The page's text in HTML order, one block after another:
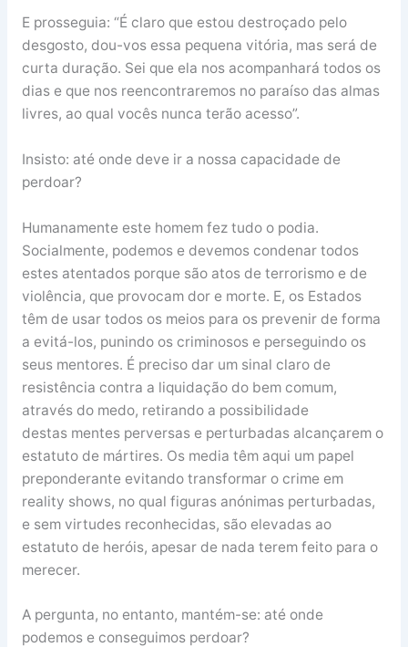
E prosseguia: “É claro que estou destroçado pelo
desgosto, dou-vos essa pequena vitória, mas será de
curta duração. Sei que ela nos acompanhará todos os
dias e que nos reencontraremos no paraíso das almas
livres, ao qual vocês nunca terão acesso”.
Insisto: até onde deve ir a nossa capacidade de
perdoar?
Humanamente este homem fez tudo o podia.
Socialmente, podemos e devemos condenar todos
estes atentados porque são atos de terrorismo e de
violência, que provocam dor e morte. E, os Estados
têm de usar todos os meios para os prevenir de forma
a evitá-los, punindo os criminosos e perseguindo os
seus mentores. É preciso dar um sinal claro de
resistência contra a liquidação do bem comum,
através do medo, retirando a possibilidade
destas mentes perversas e perturbadas alcançarem o
estatuto de mártires. Os media têm aqui um papel
preponderante evitando transformar o crime em
reality shows, no qual figuras anónimas perturbadas,
e sem virtudes reconhecidas, são elevadas ao
estatuto de heróis, apesar de nada terem feito para o
merecer.
A pergunta, no entanto, mantém-se: até onde
podemos e conseguimos perdoar?